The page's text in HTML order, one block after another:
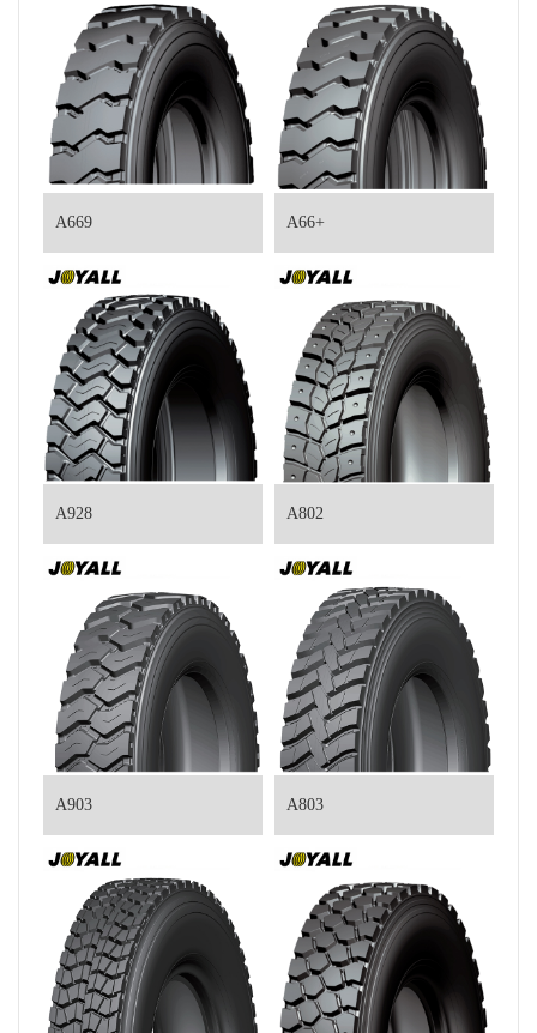
A669 A66+
A928 A802
A903 A803